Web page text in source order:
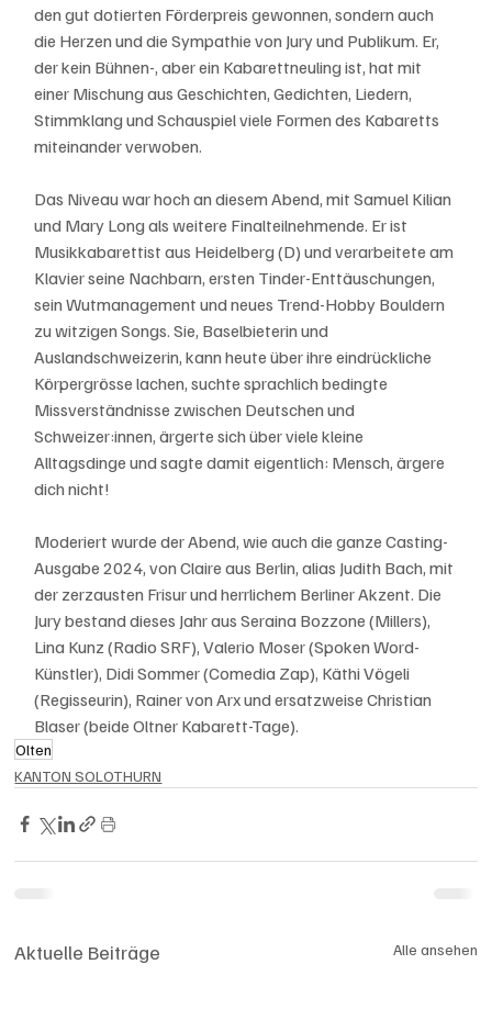
den gut dotierten Förderpreis gewonnen, sondern auch
die Herzen und die Sympathie von Jury und Publikum. Er,
der kein Bühnen-, aber ein Kabarettneuling ist, hat mit
einer Mischung aus Geschichten, Gedichten, Liedern,
Stimmklang und Schauspiel viele Formen des Kabaretts
miteinander verwoben.
Das Niveau war hoch an diesem Abend, mit Samuel Kilian
und Mary Long als weitere Finalteilnehmende. Er ist
Musikkabarettist aus Heidelberg (D) und verarbeitete am
Klavier seine Nachbarn, ersten Tinder-Enttäuschungen,
sein Wutmanagement und neues Trend-Hobby Bouldern
zu witzigen Songs. Sie, Baselbieterin und
Auslandschweizerin, kann heute über ihre eindrückliche
Körpergrösse lachen, suchte sprachlich bedingte
Missverständnisse zwischen Deutschen und
Schweizer:innen, ärgerte sich über viele kleine
Alltagsdinge und sagte damit eigentlich: Mensch, ärgere
dich nicht!
Moderiert wurde der Abend, wie auch die ganze Casting-
Ausgabe 2024, von Claire aus Berlin, alias Judith Bach, mit
der zerzausten Frisur und herrlichem Berliner Akzent. Die
Jury bestand dieses Jahr aus Seraina Bozzone (Millers),
Lina Kunz (Radio SRF), Valerio Moser (Spoken Word-
Künstler), Didi Sommer (Comedia Zap), Käthi Vögeli
(Regisseurin), Rainer von Arx und ersatzweise Christian
Blaser (beide Oltner Kabarett-Tage).
Olten
KANTON SOLOTHURN
Aktuelle Beiträge Alle ansehen